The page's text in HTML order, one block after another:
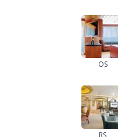
OS
RS